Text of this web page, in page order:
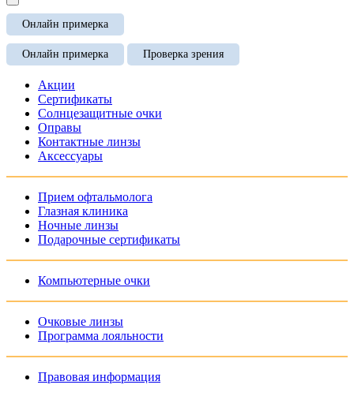
Онлайн примерка
Онлайн примерка Проверка зрения
Акции
Сертификаты
Солнцезащитные очки
Оправы
Контактные линзы
Аксессуары
Прием офтальмолога
Глазная клиника
Ночные линзы
Подарочные сертификаты
Компьютерные очки
Очковые линзы
Программа лояльности
Правовая информация